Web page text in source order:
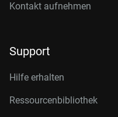
Kontakt aufnehmen
Support
Hilfe erhalten
Ressourcenbibliothek